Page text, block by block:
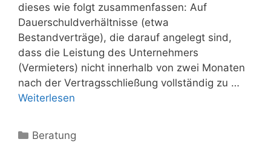
dieses wie folgt zusammenfassen: Auf
Dauerschuldverhältnisse (etwa
Bestandverträge), die darauf angelegt sind,
dass die Leistung des Unternehmers
(Vermieters) nicht innerhalb von zwei Monaten
nach der Vertragsschließung vollständig zu …
Weiterlesen
Kategorien
Beratung